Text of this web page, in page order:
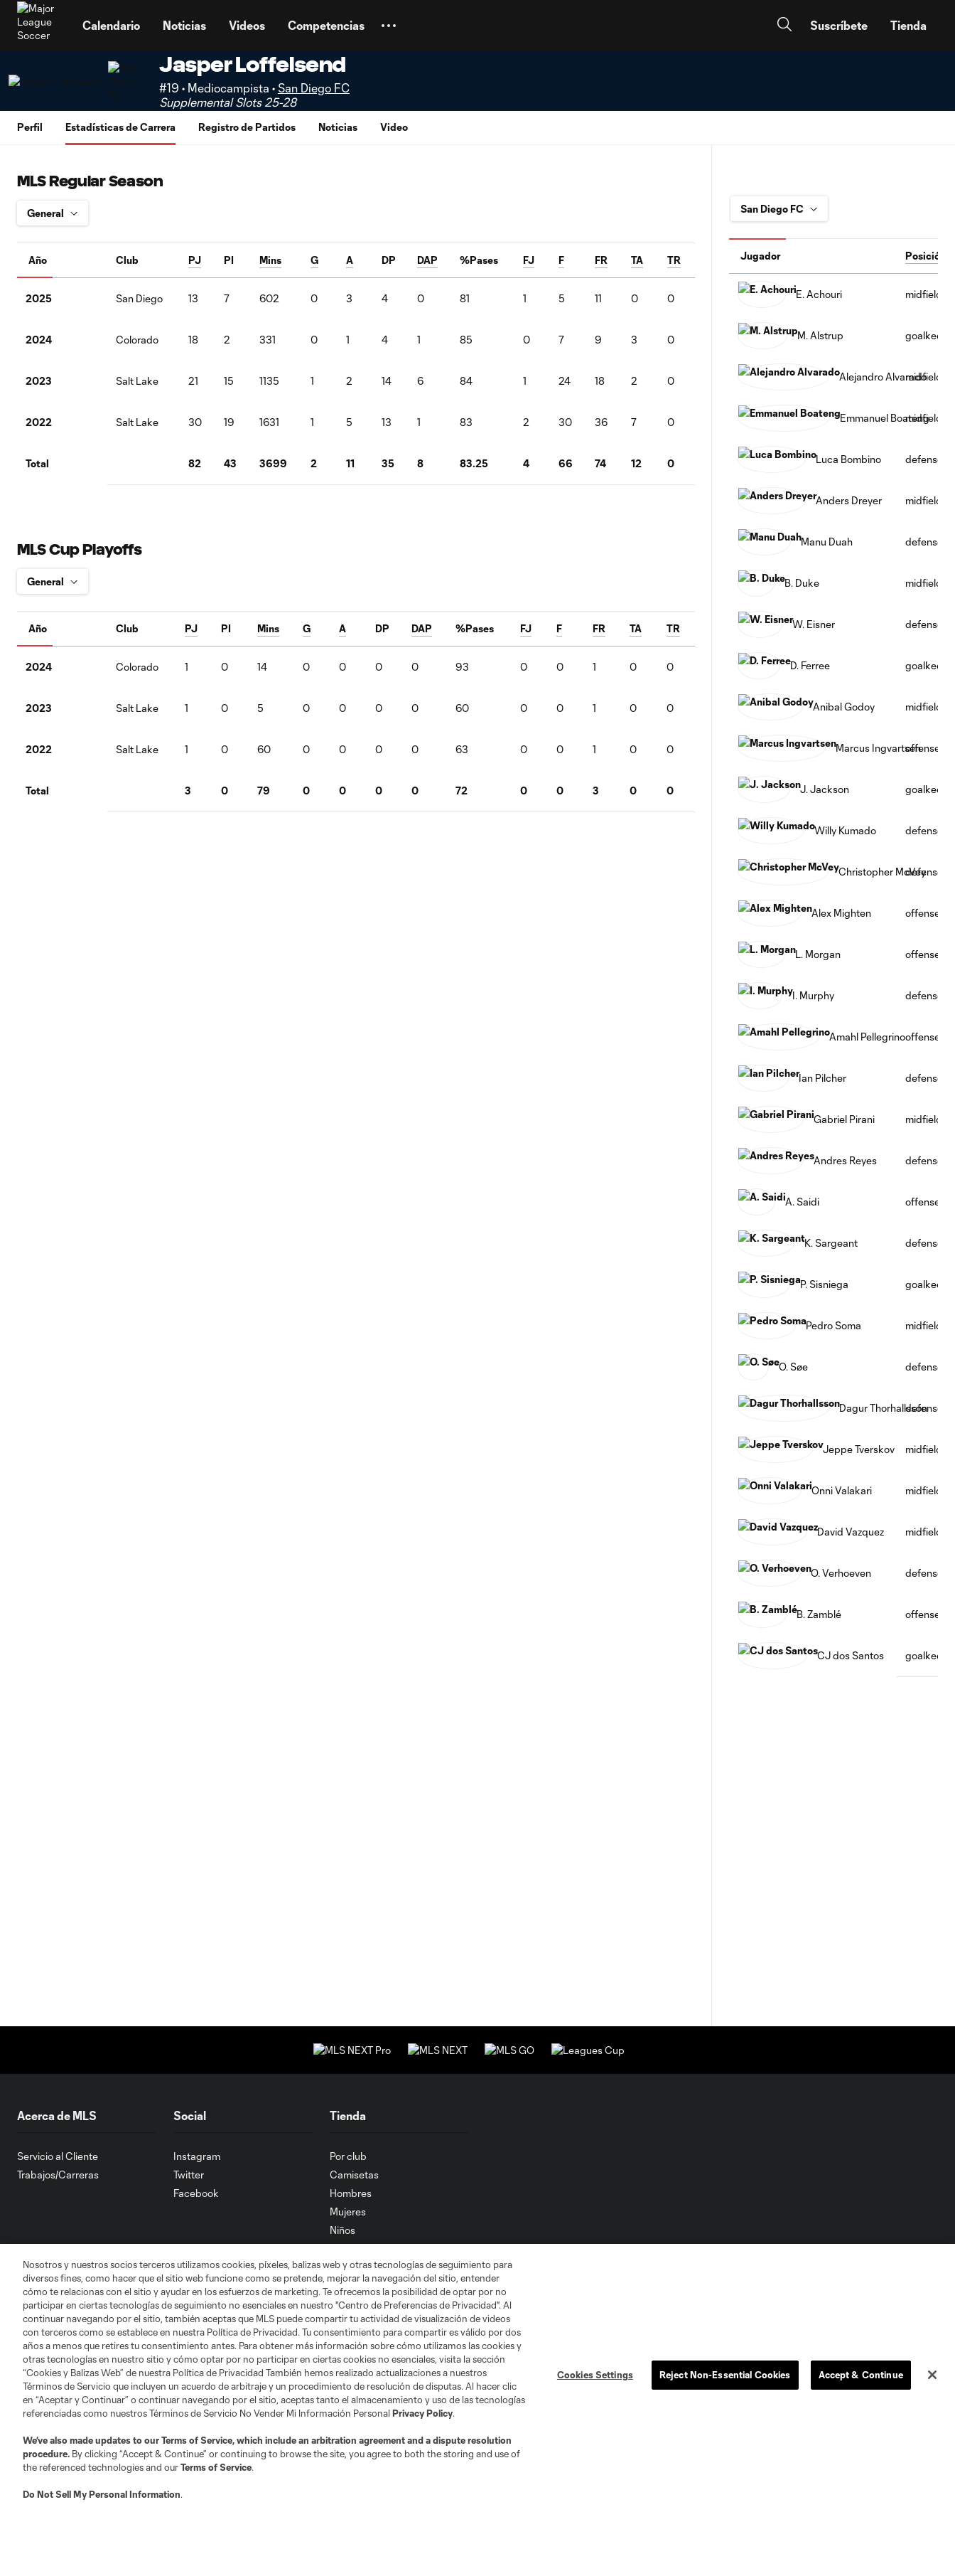
Calendario Noticias Videos Competencias Suscríbete Tienda
Jasper Loffelsend
#19 • Mediocampista • San Diego FC
Supplemental Slots 25-28
Perfil Estadísticas de Carrera Registro de Partidos Noticias Video
MLS Regular Season
Año Club PJ PI Mins G A DP DAP %Pases FJ F FR TA TR
2025 San Diego 13 7 602 0 3 4 0 81 1 5 11 0 0
2024 Colorado 18 2 331 0 1 4 1 85 0 7 9 3 0
2023 Salt Lake 21 15 1135 1 2 14 6 84 1 24 18 2 0
2022 Salt Lake 30 19 1631 1 5 13 1 83 2 30 36 7 0
Total 82 43 3699 2 11 35 8 83.25 4 66 74 12 0
MLS Cup Playoffs
Año Club PJ PI Mins G A DP DAP %Pases FJ F FR TA TR
2024 Colorado 1 0 14 0 0 0 0 93 0 0 1 0 0
2023 Salt Lake 1 0 5 0 0 0 0 60 0 0 1 0 0
2022 Salt Lake 1 0 60 0 0 0 0 63 0 0 1 0 0
Total 3 0 79 0 0 0 0 72 0 0 3 0 0
Jugador Posición
E. Achouri midfield
M. Alstrup
Alejandro Alvarado
midfield
Emmanuel Boateng
midfield
Luca Bombino defense
Anders Dreyer midfield
Manu Duah defense
B. Duke midfield
W. Eisner defense
D. Ferree
Anibal Godoy midfield
Marcus Ingvartsenoffense
J. Jackson
Willy Kumado defense
Christopher McVey
defense
Alex Mighten offense
L. Morgan offense
I. Murphy defense
Amahl Pellegrinooffense
Ian Pilcher defense
Gabriel Pirani midfield
Andres Reyes defense
A. Saidi offense
K. Sargeant defense
P. Sisniega
Pedro Soma midfield
O. Søe defense
Dagur Thorhallsson
defense
Jeppe Tverskov midfield
Onni Valakari midfield
David Vazquez midfield
O. Verhoeven defense
B. Zamblé offense
CJ dos Santos
Acerca de MLS
Servicio al Cliente
Trabajos/Carreras
Social
Instagram
Twitter
Facebook
Tienda
Por club
Camisetas
Hombres
Mujeres
Niños
Atlanta
Austin
Charlotte Chicago Cincinnati Colorado
Minnesota Montréal Nashville
Nosotros y nuestros socios terceros utilizamos cookies, píxeles, balizas web y otras tecnologías de seguimiento para
diversos fines, como hacer que el sitio web funcione como se pretende, mejorar la navegación del sitio, entender
cómo te relacionas con el sitio y ayudar en los esfuerzos de marketing. Te ofrecemos la posibilidad de optar por no
participar en ciertas tecnologías de seguimiento no esenciales en nuestro "Centro de Preferencias de Privacidad". Al
continuar navegando por el sitio, también aceptas que MLS puede compartir tu actividad de visualización de videos
con terceros como se establece en nuestra Política de Privacidad. Tu consentimiento para compartir es válido por dos
años a menos que retires tu consentimiento antes. Para obtener más información sobre cómo utilizamos las cookies y
otras tecnologías en nuestro sitio y cómo optar por no participar en ciertas cookies no esenciales, visita la sección
“Cookies y Balizas Web” de nuestra Política de Privacidad También hemos realizado actualizaciones a nuestros
Términos de Servicio que incluyen un acuerdo de arbitraje y un procedimiento de resolución de disputas. Al hacer clic
en “Aceptar y Continuar” o continuar navegando por el sitio, aceptas tanto el almacenamiento y uso de las tecnologías
referenciadas como nuestros Términos de Servicio No Vender Mi Información Personal Privacy Policy.
We’ve also made updates to ourTerms of Service, which include an arbitration agreement and a dispute resolution
procedure. By clicking “Accept & Continue” or continuing to browse the site, you agree to both the storing and use of
the referenced technologies and ourTerms of Service.
Do Not Sell My Personal Information.
Cookies Settings Reject Non-Essential Cookies Accept & Continue